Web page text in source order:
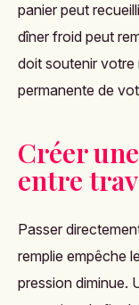
panier peut
dîner froid peut
doit soutenir votre
permanente de
Créer
entre
Passer
remplie empêche
pression diminue.